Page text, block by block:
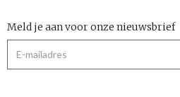
Meld je aan voor onze nieuwsbrief